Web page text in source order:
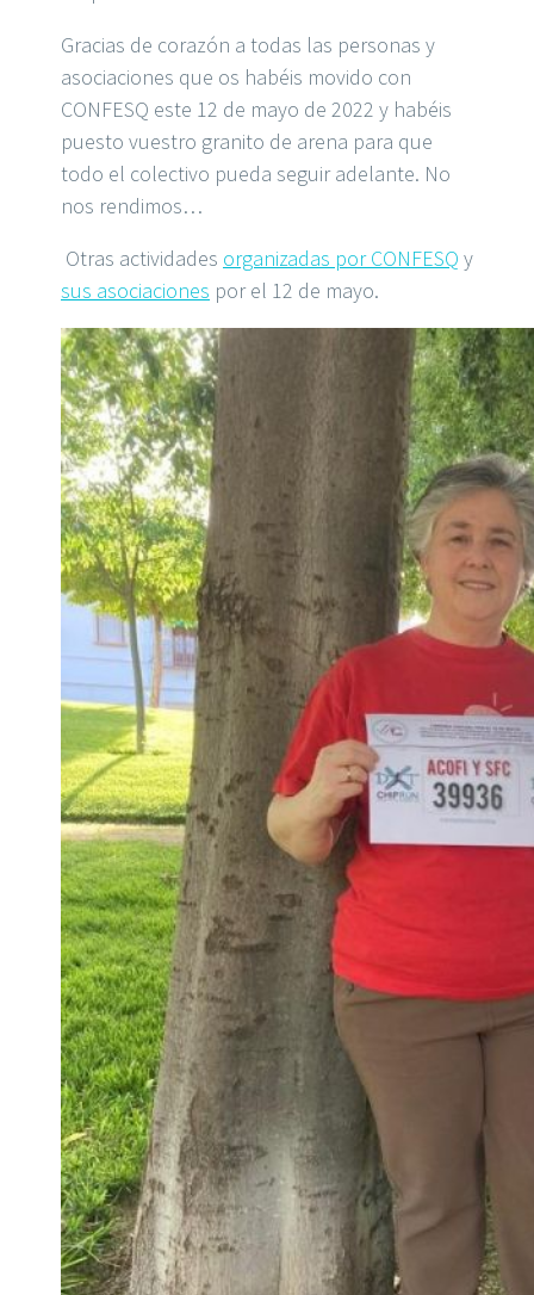
Gracias de corazón a todas las personas y
asociaciones que os habéis movido con
CONFESQ este 12 de mayo de 2022 y habéis
puesto vuestro granito de arena para que
todo el colectivo pueda seguir adelante. No
nos rendimos…
Otras actividades organizadas por CONFESQ y
sus asociaciones por el 12 de mayo.